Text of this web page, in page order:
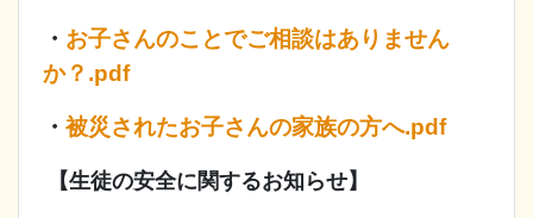
・ お子さんのことでご相談はありません
か？.pdf
・被災されたお子さんの家族の方へ.pdf
【生徒の安全に関するお知らせ】